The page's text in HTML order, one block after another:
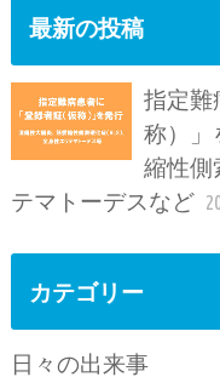
最新の投稿
指定難
称）」
縮性側
テマトーデスなど
カテゴリー
日々の出来事